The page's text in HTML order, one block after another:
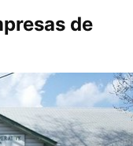
de